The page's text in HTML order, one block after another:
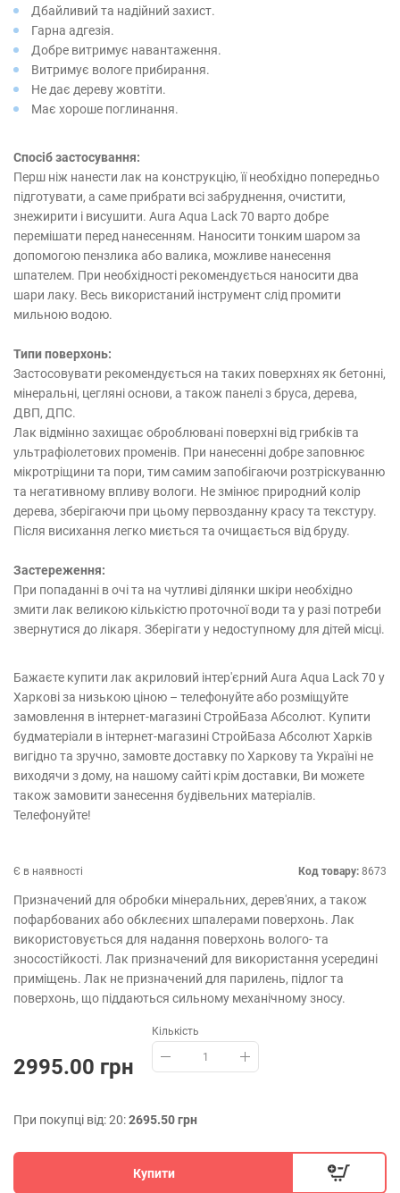
Дбайливий та надійний захист.
Гарна адгезія.
Добре витримує навантаження.
Витримує вологе прибирання.
Не дає дереву жовтіти.
Має хороше поглинання.
Спосіб застосування:
Перш ніж нанести лак на конструкцію, її необхідно попередньо
підготувати, а саме прибрати всі забруднення, очистити,
знежирити і висушити. Aura Aqua Lack 70 варто добре
перемішати перед нанесенням. Наносити тонким шаром за
допомогою пензлика або валика, можливе нанесення
шпателем. При необхідності рекомендується наносити два
шари лаку. Весь використаний інструмент слід промити
мильною водою.
Типи поверхонь:
Застосовувати рекомендується на таких поверхнях як бетонні,
мінеральні, цегляні основи, а також панелі з бруса, дерева,
ДВП, ДПС.
Лак відмінно захищає оброблювані поверхні від грибків та
ультрафіолетових променів. При нанесенні добре заповнює
мікротріщини та пори, тим самим запобігаючи розтріскуванню
та негативному впливу вологи. Не змінює природний колір
дерева, зберігаючи при цьому первозданну красу та текстуру.
Після висихання легко миється та очищається від бруду.
Застереження:
При попаданні в очі та на чутливі ділянки шкіри необхідно
змити лак великою кількістю проточної води та у разі потреби
звернутися до лікаря. Зберігати у недоступному для дітей місці.
Бажаєте купити лак акриловий інтер'єрний Aura Aqua Lack 70 у
Харкові за низькою ціною – телефонуйте або розміщуйте
замовлення в інтернет-магазині СтройБаза Абсолют. Купити
будматеріали в інтернет-магазині СтройБаза Абсолют Харків
вигідно та зручно, замовте доставку по Харкову та Україні не
виходячи з дому, на нашому сайті крім доставки, Ви можете
також замовити занесення будівельних матеріалів.
Телефонуйте!
Є в наявності Код товару: 8673
Призначений для обробки мінеральних, дерев'яних, а також
пофарбованих або обклеєних шпалерами поверхонь. Лак
використовується для надання поверхонь волого- та
зносостійкості. Лак призначений для використання усередині
приміщень. Лак не призначений для парилень, підлог та
поверхонь, що піддаються сильному механічному зносу.
2995.00 грн
Кількість
При покупці від: 20:2695.50 грн
Купити